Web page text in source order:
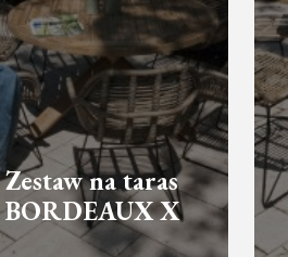
Zestaw na taras
BORDEAUX X